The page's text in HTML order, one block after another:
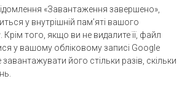
«Завантаження завершено»,
у внутрішній пам’яті вашого
того, якщо ви не видалите її, файл
у вашому обліковому записі Google
його стільки разів, скільки